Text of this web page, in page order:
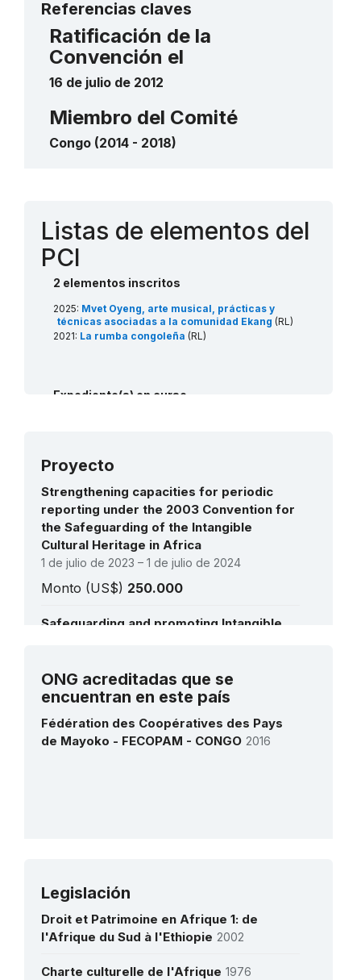
Referencias claves
Ratificación de la
Convención el
16 de julio de 2012
Miembro del Comité
Congo (2014 - 2018)
Listas de elementos del
PCI
2 elementos inscritos
2025: Mvet Oyeng, arte musical, prácticas y
técnicas asociadas a la comunidad Ekang (RL)
2021: La rumba congoleña (RL)
Expediente(s) en curso
Proyecto
Strengthening capacities for periodic
reporting under the 2003 Convention for
the Safeguarding of the Intangible
Cultural Heritage in Africa
1 de julio de 2023 – 1 de julio de 2024
Monto (US$) 250.000
Safeguarding and promoting Intangible
Monto (US$)59.571
Safeguarding Intangible Cultural Heritage
in Central Africa
1 de diciembre de 2004 – 1 de julio de 2008
Monto (US$) 200.348
ONG acreditadas que se
encuentran en este país
Fédération des Coopératives des Pays
de Mayoko - FECOPAM - CONGO 2016
Más detalles
Legislación
Droit et Patrimoine en Afrique 1: de
l'Afrique du Sud à l'Ethiopie 2002
Charte culturelle de l'Afrique 1976